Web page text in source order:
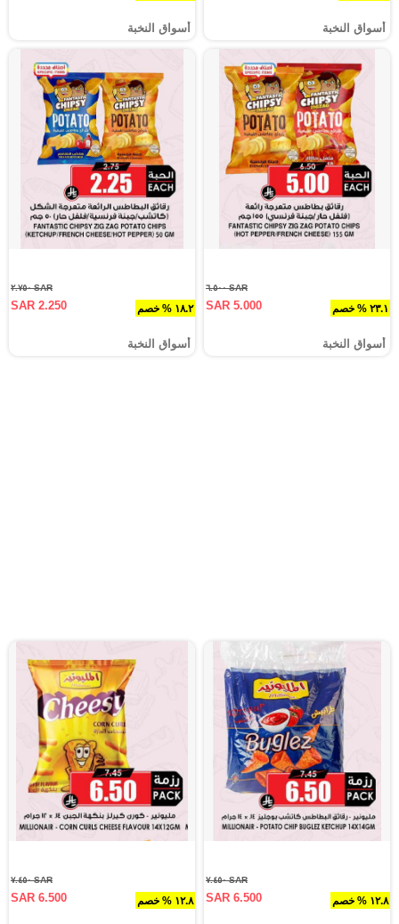
أسواق النخبة أسواق النخبة
٢٣.١ % خصم
SAR ٦.٥٠٠
SAR 5.000
أسواق النخبة
١٨.٢ % خصم
SAR ٢.٧٥٠
SAR 2.250
أسواق النخبة
١٢.٨ % خصم
SAR ٧.٤٥٠
SAR 6.500 ١٢.٨ % خصم
SAR ٧.٤٥٠
SAR 6.500